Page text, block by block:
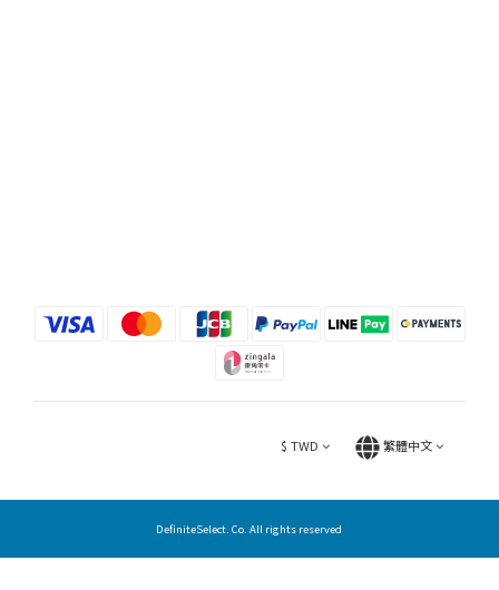
$ TWD 繁體中文
DefiniteSelect. Co. All rights reserved